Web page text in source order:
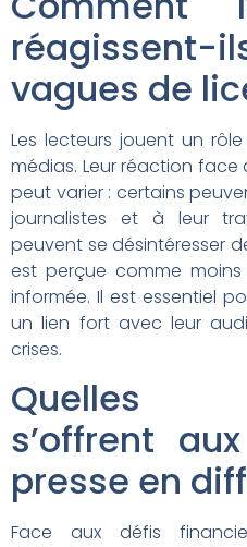
vagues de
Les lecteurs jouent un
médias. Leur réaction face
peut varier : certains
journalistes et à leur
peuvent se désintéresser
est perçue comme
informée. Il est essentiel
un lien fort avec leur
crises.
Quelles
s’offrent
presse en
Face aux défis